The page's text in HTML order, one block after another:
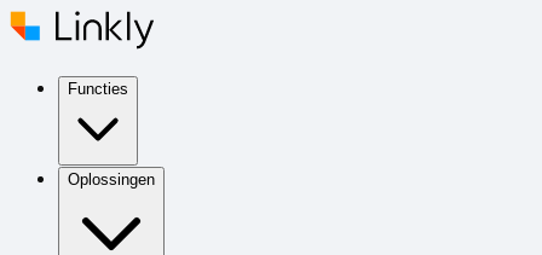
Functies
Oplossingen